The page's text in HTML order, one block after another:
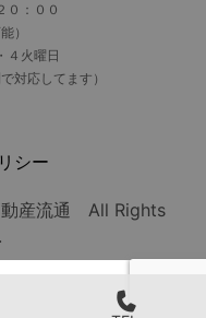
０：００
）
４火曜日
対応してます）
シー
動産流通 All Rights